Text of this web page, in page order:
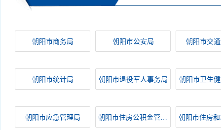
朝阳市商务局 朝阳市公安局 朝阳市交
朝阳市统计局 朝阳市退役军人事务局 朝阳市卫生
朝阳市应急管理局 朝阳市住房公积金管理中心